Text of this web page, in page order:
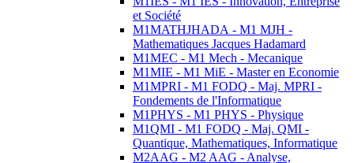
et Société
M1MATHJHADA - M1 MJH -
Mathematiques Jacques Hadamard
M1MEC - M1 Mech - Mecanique
M1MIE - M1 MiE - Master en Economie
M1MPRI - M1 FODQ - Maj. MPRI -
Fondements de l'Informatique
M1PHYS - M1 PHYS - Physique
M1QMI - M1 FODQ - Maj. QMI -
Quantique, Mathematiques, Informatique
M2AAG - M2 AAG - Analyse,